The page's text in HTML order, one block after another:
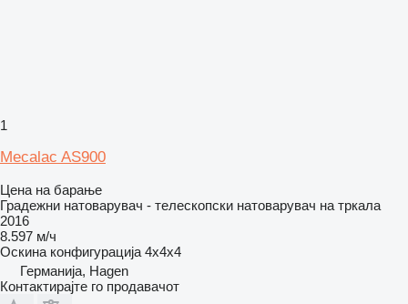
1
Mecalac AS900
Цена на барање
Градежни натоварувач - телескопски натоварувач на тркала
2016
8.597 м/ч
Оскина конфигурација 4x4x4
Германија, Hagen
Контактирајте го продавачот